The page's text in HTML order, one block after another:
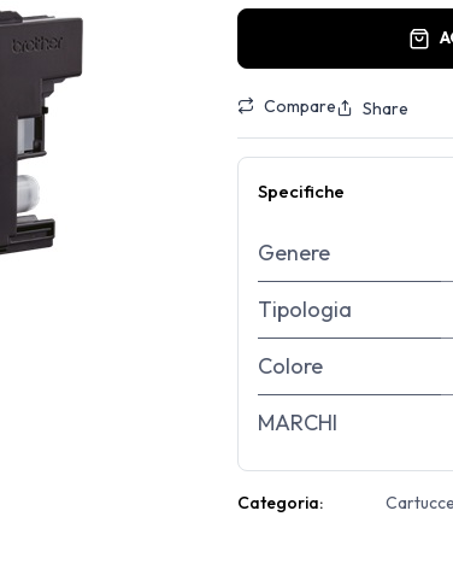
Compare Share
Specifiche
Genere
Tipologia
Colore
MARCHI
Categoria: